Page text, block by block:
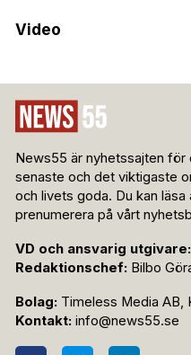
Video
News55 är nyhetssajten för
senaste och det viktigaste
och livets goda. Du kan läsa
prenumerera på vårt
VD och ansvarig utgivare:
Redaktionschef: Bilbo
Bolag: Timeless Media AB,
Kontakt: info@news55.se